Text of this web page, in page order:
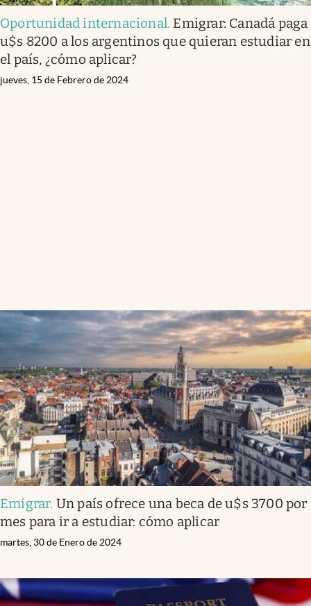
Oportunidad internacional. Emigrar: Canadá paga
u$s 8200 a los argentinos que quieran estudiar en
el país, ¿cómo aplicar?
jueves, 15 de Febrero de 2024
Emigrar. Un país ofrece una beca de u$s 3700 por
mes para ir a estudiar: cómo aplicar
martes, 30 de Enero de 2024